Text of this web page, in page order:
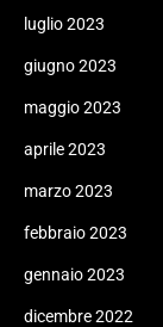
luglio 2023
giugno 2023
maggio 2023
aprile 2023
marzo 2023
febbraio 2023
gennaio 2023
dicembre 2022